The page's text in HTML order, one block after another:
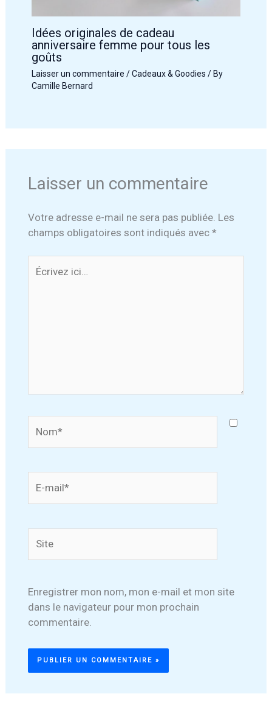
Idées originales de cadeau
anniversaire femme pour tous les
goûts
Laisser un commentaire /Cadeaux & Goodies / By
Camille Bernard
Laisser un commentaire
Votre adresse e-mail ne sera pas publiée. Les
champs obligatoires sont indiqués avec *
ici…
mail*
Enregistrer mon nom, mon e-mail et mon site
dans le navigateur pour mon prochain
commentaire.